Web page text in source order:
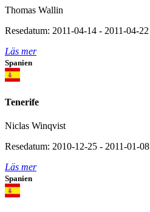
Thomas Wallin
Resedatum: 2011-04-14 - 2011-04-22
Läs mer
Spanien
Tenerife
Niclas Winqvist
Resedatum: 2010-12-25 - 2011-01-08
Läs mer
Spanien